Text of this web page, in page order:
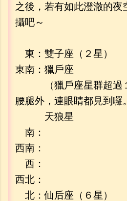
之後，若有如此澄澈的夜
攝吧～
東：雙子座（２星）
東南：獵戶座
（獵戶座星群超過１
腰腿外，連眼睛都見到囉
天狼星
南：
西南：
西：
西北：
北：仙后座（６星）